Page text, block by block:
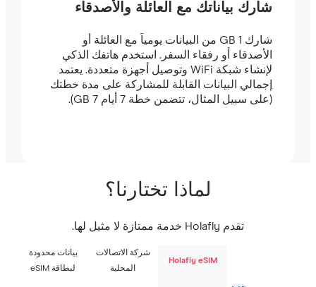
شارك بياناتك مع العائلة والأصدقاء
شارك 1 GB من البيانات يومياً مع العائلة أو
الأصدقاء أو رفقاء السفر. استخدم هاتفك الذكي
لإنشاء شبكة WiFi وتوصيل أجهزة متعددة. يعتمد
إجمالي البيانات القابلة للمشاركة على مدة خطتك
(على سبيل المثال، تتضمن خطة 7 أيام 7 GB).
لماذا تختارنا؟
Holafly eSIM
شركة الاتصالات
بيانات محدودة